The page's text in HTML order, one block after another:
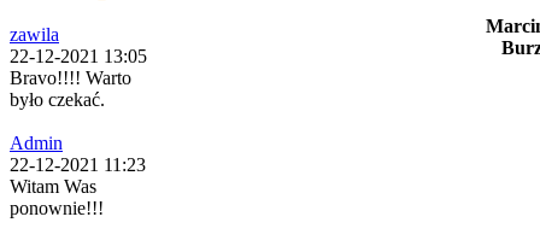
zawila
22-12-2021 13:05
Bravo!!!! Warto
było czekać.
Admin
22-12-2021 11:23
Witam Was
ponownie!!!